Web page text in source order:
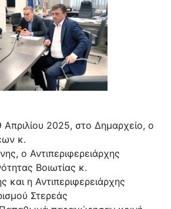
2025, στο Δημαρχείο, ο
κ.
ο Αντιπεριφερειάρχης
Βοιωτίας κ.
και η Αντιπεριφερειάρχης
Στερεάς